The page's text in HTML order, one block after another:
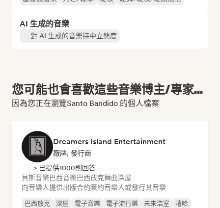
AI 生成的音樂
對 AI 生成的音樂持中立態度
您可能也會喜歡這些音樂博主/專家...
因為您正在瀏覽Santo Bandido 的個人檔案
Dreamers Island Entertainment
廠牌, 發行商
> 已提供1000則回答
貝斯音樂巴西音樂巴西放克舞曲深屋
向音樂人提供出版合約簽約音樂人或發行其音樂
巴西放克 深屋 電子音樂 電子流行樂 未來浩室
嘻哈